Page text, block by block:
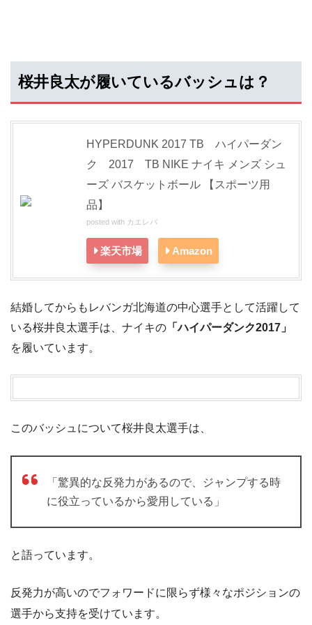
桜井良太が履いているバッシュは？
HYPERDUNK 2017 TB ハイパーダン
ク 2017 TB NIKE ナイキ メンズ シュ
ーズ バスケットボール 【スポーツ用
品】
posted with カエレバ
楽天市場 Amazon
結婚してからもレバンガ北海道の中心選手として活躍して
いる桜井良太選手は、ナイキの 「ハイパーダンク2017」
を履いています。
このバッシュについて桜井良太選手は、
「驚異的な反発力があるので、ジャンプする時
に役立っているから愛用している」
と語っています。
反発力が高いのでフォワードに限らず様々なポジションの
選手から支持を受けています。